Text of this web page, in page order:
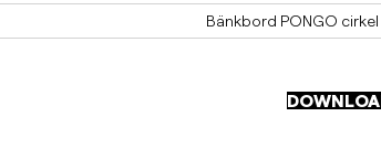
Bänkbord PONGO